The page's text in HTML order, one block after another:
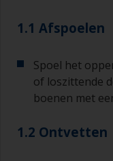
1.1 Afspoelen
Spoel het
of loszittende
boenen met
1.2 Ontvetten